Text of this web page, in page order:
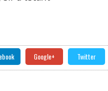
Google+ Twitter